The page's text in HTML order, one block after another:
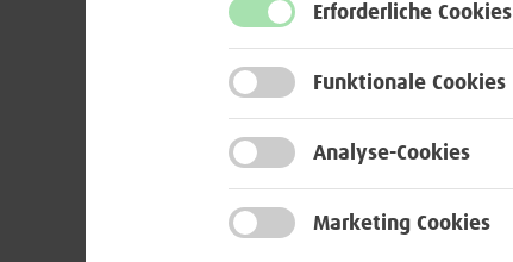
Erforderliche Cookies
Funktionale Cookies
Analyse-Cookies
Marketing Cookies